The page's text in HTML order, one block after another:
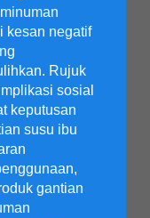
kesan negatif
Rujuk
sosial
keputusan
susu ibu
gantian
dan Cara Tukar
Kanak-